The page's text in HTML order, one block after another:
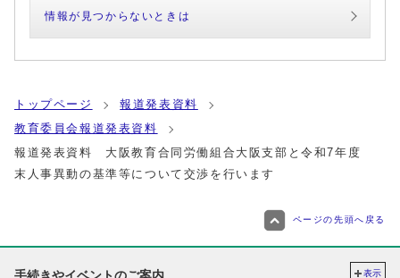
情報が見つからないときは
トップページ
報道発表資料
教育委員会報道発表資料
報道発表資料 大阪教育合同労働組合大阪支部と令和7年度
末人事異動の基準等について交渉を行います
ページの先頭へ戻る
表示